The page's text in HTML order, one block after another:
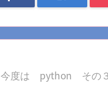
今度は python その３